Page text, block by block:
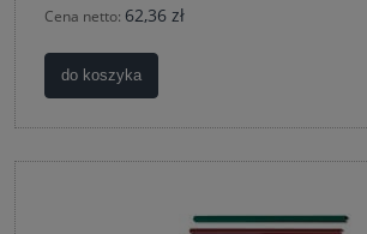
Cena netto: 62,36 zł
do koszyka